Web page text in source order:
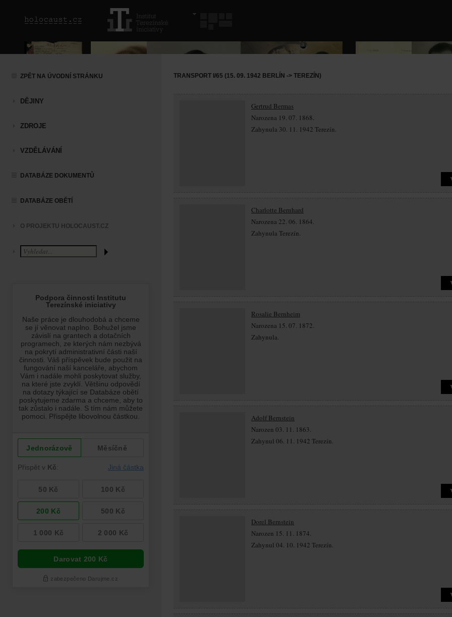
ZPĚT NA ÚVODNÍ STRÁNKU
DĚJINY
ZDROJE
VZDĚLÁVÁNÍ
DATABÁZE DOKUMENTŮ
DATABÁZE OBĚTÍ
O PROJEKTU HOLOCAUST.CZ
TRANSPORT I/65 (15. 09. 1942 BERLÍN -> TEREZÍN)
Gertrud Bermas
Narozena 19. 07. 1868.
Zahynula 30. 11. 1942 Terezín.
Charlotte Bernhard
Narozena 22. 06. 1864.
Zahynula Terezín.
Rosalie Bernheim
Narozena 15. 07. 1872.
Zahynula.
Adolf Bernstein
Narozen 03. 11. 1863.
Zahynul 06. 11. 1942 Terezín.
Dorel Bernstein
Narozen 15. 11. 1874.
Zahynul 04. 10. 1942 Terezín.